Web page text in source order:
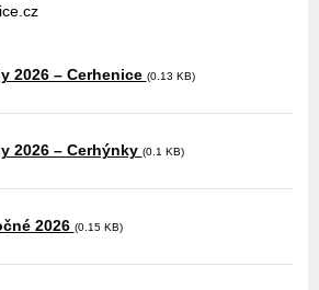
2026 – Cerhenice (0.13 KB)
2026 – Cerhýnky (0.1 KB)
2026 (0.15 KB)